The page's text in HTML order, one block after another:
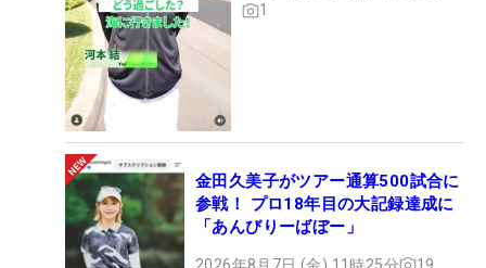
1
金田久美子がツアー通算500試合に
参戦！ プロ18年目の大記録達成に
「あんびりーばぼー」